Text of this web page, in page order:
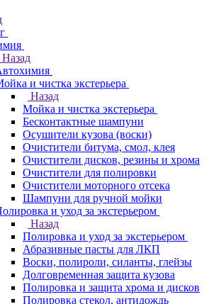
Назад
и чистка экстерьера
Назад
Мойка и чистка экстерьера
Бесконтактные шампуни
Осушители кузова (воски)
Очистители битума, смол, клея
Очистители дисков, резины и хрома
Очистители для полировки
Очистители моторного отсека
Шампуни для ручной мойки
и уход за экстерьером
Назад
Полировка и уход за экстерьером
Абразивные пасты для ЛКП
Воски, полироли, силанты, глейзы
Долговременная защита кузова
Полировка и защита хрома и дисков
Полировка стекол, антидождь